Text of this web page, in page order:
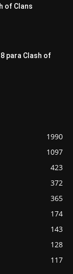
of Clans
para Clash of
1990
1097
423
372
365
174
143
128
117